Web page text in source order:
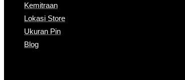
Kemitraan
Lokasi Store
Ukuran Pin
Blog